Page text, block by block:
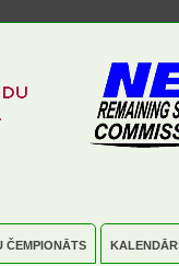
ČEMPIONĀTS